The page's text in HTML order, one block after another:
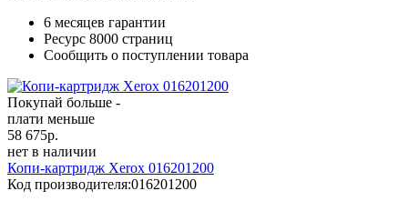
6 месяцев гарантии
Ресурс 8000 страниц
Сообщить о поступлении товара
Покупай больше -
плати меньше
58 675р.
нет в наличии
Копи-картридж Xerox 016201200
Код производителя:016201200